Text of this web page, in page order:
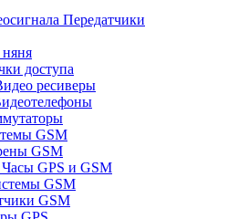
Передатчики
доступа
ресиверы
GSM
GSM
Часы GPS и GSM
GSM
GSM